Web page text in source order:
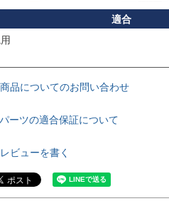
適合
商品についてのお問い合わせ
パーツの適合保証について
レビューを書く